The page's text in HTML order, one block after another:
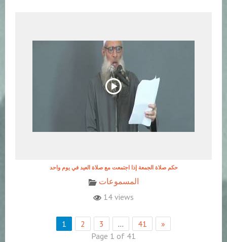
حكم صلاة الجمعة إذا اجتمعت مع صلاة العيد في يوم واحد
المسموعات
14 views
1 2 3 … 41
»
Page 1 of 41